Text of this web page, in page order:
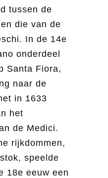
tussen de
die van de
In de 14e
onderdeel
Santa Fiora,
naar de
in 1633
het
de Medici.
rijkdommen,
speelde
18e eeuw een